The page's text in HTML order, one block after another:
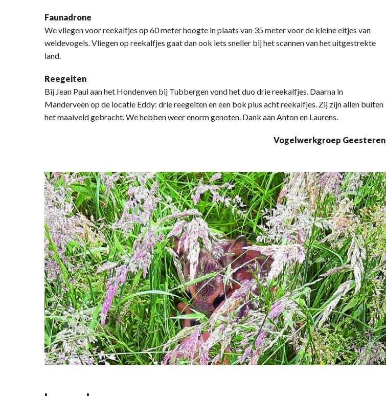
Faunadrone
We vliegen voor reekalfjes op 60 meter hoogte in plaats van 35 meter voor de kleine eitjes van
weidevogels. Vliegen op reekalfjes gaat dan ook iets sneller bij het scannen van het uitgestrekte
land.
Reegeiten
Bij Jean Paul aan het Hondenven bij Tubbergen vond het duo drie reekalfjes. Daarna in
Manderveen op de locatie Eddy: drie reegeiten en een bok plus acht reekalfjes. Zij zijn allen buiten
het maaiveld gebracht. We hebben weer enorm genoten. Dank aan Anton en Laurens.
Vogelwerkgroep Geesteren